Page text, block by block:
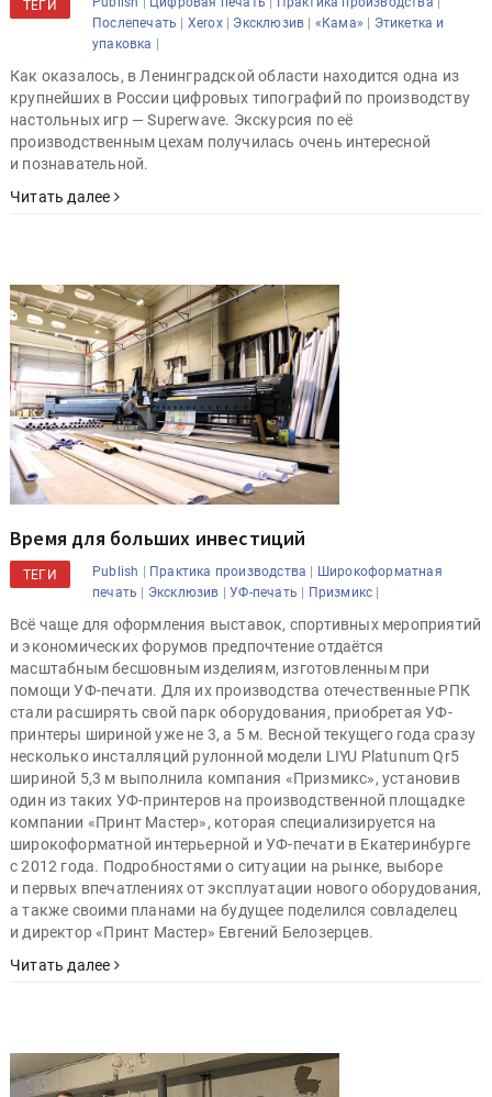
ТЕГИ
Послепечать | Xerox| Эксклюзив | «Кама» | Этикетка и
упаковка |
Как оказалось, в Ленинградской области находится одна из
крупнейших в России цифровых типографий по производству
настольных игр — Superwave. Экскурсия по её
производственным цехам получилась очень интересной
и познавательной.
Читать далее
Время для больших инвестиций
ТЕГИ Publish | Практика производства | Широкоформатная
печать | Эксклюзив |УФ-печать | Призмикс |
Всё чаще для оформления выставок, спортивных мероприятий
и экономических форумов предпочтение отдаётся
масштабным бесшовным изделиям, изготовленным при
помощи УФ-печати. Для их производства отечественные РПК
стали расширять свой парк оборудования, приобретая УФ-
принтеры шириной уже не 3, а 5 м. Весной текущего года сразу
несколько инсталляций рулонной модели LIYU Platunum Qr5
шириной 5,3 м выполнила компания «Призмикс», установив
один из таких УФ-принтеров на производственной площадке
компании «Принт Мастер», которая специализируется на
широкоформатной интерьерной и УФ-печати в Екатеринбурге
с 2012 года. Подробностями о ситуации на рынке, выборе
и первых впечатлениях от эксплуатации нового оборудования,
а также своими планами на будущее поделился совладелец
и директор «Принт Мастер» Евгений Белозерцев.
Читать далее